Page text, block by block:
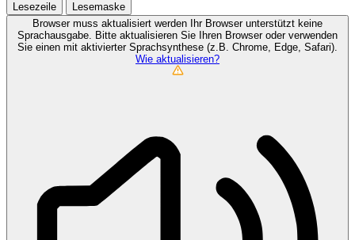
Lesezeile
Lesemaske
Browser muss aktualisiert werden
Ihr Browser unterstützt keine
Sprachausgabe. Bitte aktualisieren Sie Ihren Browser oder verwenden
Sie einen mit aktivierter Sprachsynthese (z.B. Chrome, Edge, Safari).
Wie aktualisieren?